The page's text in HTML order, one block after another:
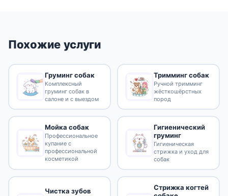
Похожие услуги
Груминг собак
Комплексный
груминг собак в
салоне и с выездом
Тримминг собак
Ручной тримминг
жёсткошёрстных
пород
Мойка собак
Профессиональное
купание с
профессиональной
косметикой
Гигиенический
груминг
Гигиеническая
стрижка и уход для
собак
Чистка зубов
Стрижка когтей